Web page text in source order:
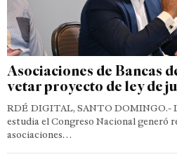
Asociaciones de Bancas
vetar proyecto de ley de
RDÉ DIGITAL, SANTO DOMINGO.-
estudia el Congreso Nacional generó
asociaciones…